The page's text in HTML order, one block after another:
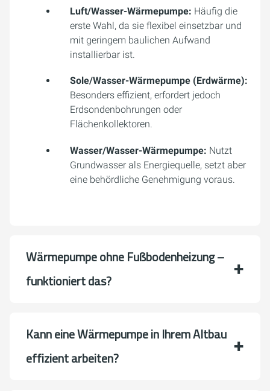
Luft/Wasser-Wärmepumpe: Häufig die
erste Wahl, da sie flexibel einsetzbar und
mit geringem baulichen Aufwand
installierbar ist.
Sole/Wasser-Wärmepumpe (Erdwärme):
Besonders effizient, erfordert jedoch
Erdsondenbohrungen oder
Flächenkollektoren.
Wasser/Wasser-Wärmepumpe: Nutzt
Grundwasser als Energiequelle, setzt aber
eine behördliche Genehmigung voraus.
Wärmepumpe ohne Fußbodenheizung –
funktioniert das?
Kann eine Wärmepumpe in Ihrem Altbau
effizient arbeiten?